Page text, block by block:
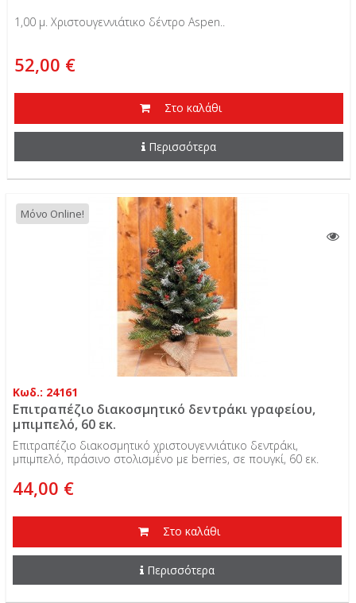
1,00 μ. Χριστουγεννιάτικο δέντρο Aspen..
52,00 €
Στο καλάθι
Περισσότερα
Μόνο Online!
Κωδ.: 24161
Επιτραπέζιο διακοσμητικό δεντράκι γραφείου,
μπιμπελό, 60 εκ.
Επιτραπέζιο διακοσμητικό χριστουγεννιάτικο δεντράκι,
μπιμπελό, πράσινο στολισμένο με berries, σε πουγκί, 60 εκ.
44,00 €
Στο καλάθι
Περισσότερα